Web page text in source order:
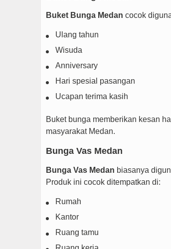
Buket Bunga Medan cocok
Ulang tahun
Wisuda
Anniversary
Hari spesial pasangan
Ucapan terima kasih
Buket bunga memberikan kesan
masyarakat Medan.
Bunga Vas Medan
Bunga Vas Medan biasanya
Produk ini cocok ditempatkan di:
Rumah
Kantor
Ruang tamu